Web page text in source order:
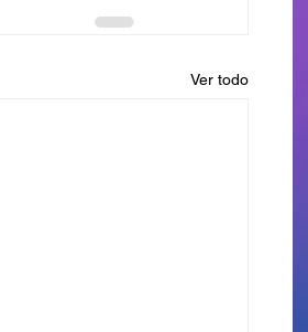
Ver todo